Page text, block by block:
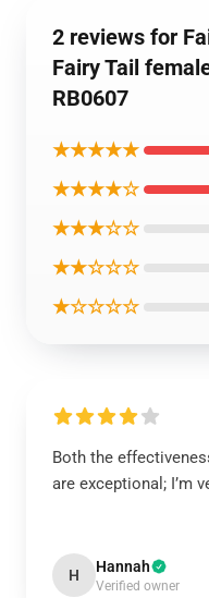
2 reviews for
Fairy Tail
RB0607
★★★★★
★★★★☆
★★★☆☆
★★☆☆☆
★☆☆☆☆
Both the
are exceptional; I’m
H Hannah
Verified owner